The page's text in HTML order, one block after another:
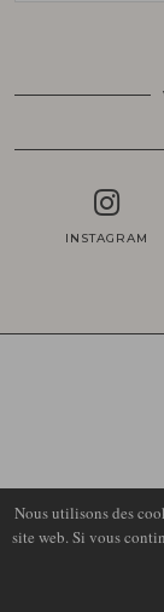
INSTAGRAM
Nous utilisons des
site web. Si vous